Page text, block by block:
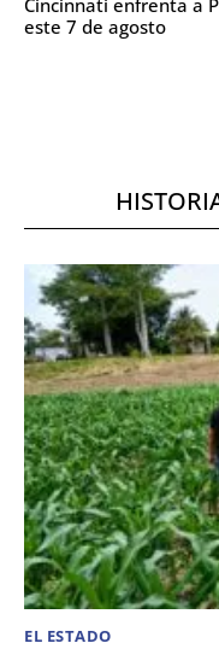
Cincinnati enfrenta a
este 7 de agosto
EL ESTADO